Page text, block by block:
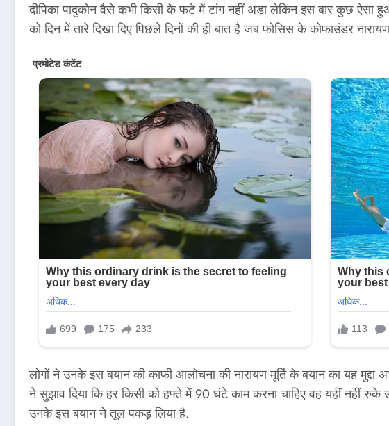
दीपिका पादुकोन वैसे कभी किसी के फटे में टांग नहीं अड़ा लेकिन इस बार कुछ ऐसा
को दिन में तारे दिखा दिए पिछले दिनों की ही बात है जब फोसिस के कोफाउंडर
लोगों ने उनके इस बयान की काफी आलोचना की नारायण मूर्ति के बयान का यह
ने सुझाव दिया कि हर किसी को हफ्ते में 90 घंटे काम करना चाहिए वह यहीं नहीं
उनके इस बयान ने तूल पकड़ लिया है.